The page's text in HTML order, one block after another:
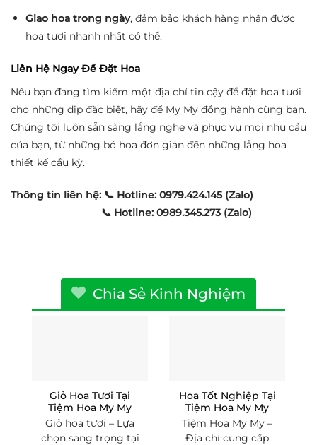
Giao hoa trong ngày, đảm bảo khách hàng nhận được
hoa tươi nhanh nhất có thể.
Liên Hệ Ngay Để Đặt Hoa
Nếu bạn đang tìm kiếm một địa chỉ tin cậy để đặt hoa tươi
cho những dịp đặc biệt, hãy để My My đồng hành cùng bạn.
Chúng tôi luôn sẵn sàng lắng nghe và phục vụ mọi nhu cầu
của bạn, từ những bó hoa đơn giản đến những lẵng hoa
thiết kế cầu kỳ.
Thông tin liên hệ: 📞 Hotline: 0979.424.145 (Zalo)
📞 Hotline: 0989.345.273 (Zalo)
Chia Sẻ Kinh Nghiệm
Giỏ Hoa Tươi Tại
Tiệm Hoa My My
Giỏ hoa tươi – Lựa
chọn sang trọng tại
Hoa Tốt Nghiệp Tại
Tiệm Hoa My My
Tiệm Hoa My My –
Địa chỉ cung cấp